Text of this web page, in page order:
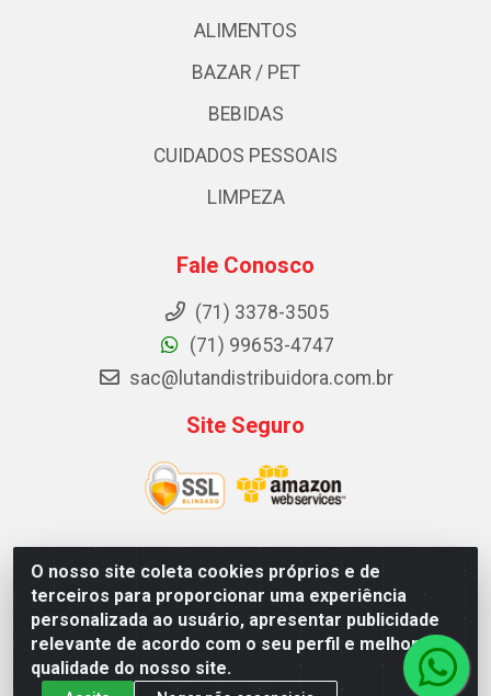
O nosso site coleta cookies próprios e de
terceiros para proporcionar uma experiência
personalizada ao usuário, apresentar publicidade
relevante de acordo com o seu perfil e melhorar a
qualidade do nosso site.
ALIMENTOS
BAZAR / PET
BEBIDAS
CUIDADOS PESSOAIS
LIMPEZA
Fale Conosco
(71) 3378-3505
(71) 99653-4747
sac@lutandistribuidora.com.br
Site Seguro
Lutan Distribuidora - Rua Dr. Gerino Souza Filho, 1525 -
Itinga - Lauro de Freitas / BA - CEP 42700-000 - CNPJ
05.156.713/0001-62